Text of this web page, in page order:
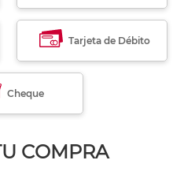
Tarjeta de Débito
Cheque
COMPRA